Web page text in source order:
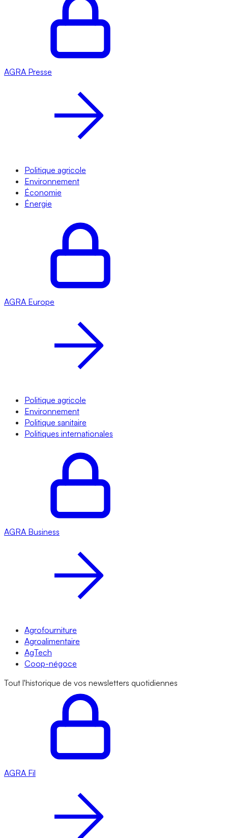
AGRA Presse
Politique agricole
Environnement
Économie
Énergie
AGRA Europe
Politique agricole
Environnement
Politique sanitaire
Politiques internationales
AGRA Business
Agrofourniture
Agroalimentaire
AgTech
Coop-négoce
Tout l'historique de vos newsletters quotidiennes
AGRA Fil